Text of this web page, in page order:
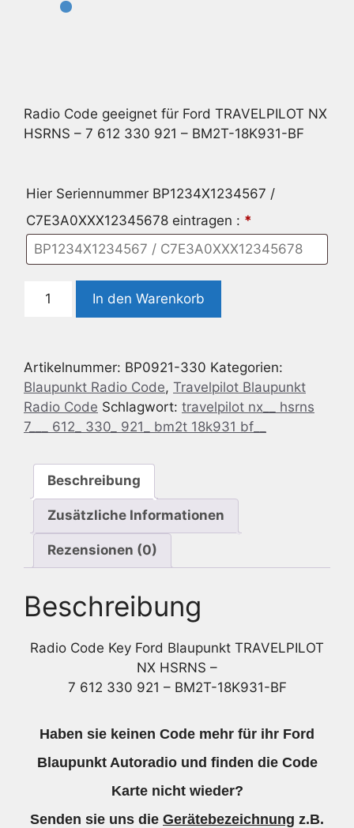
Radio Code geeignet für Ford TRAVELPILOT NX
HSRNS – 7 612 330 921 – BM2T-18K931-BF
Hier Seriennummer BP1234X1234567 /
C7E3A0XXX12345678 eintragen : *
Code
Ford
TRAVELPILOT
NX
HSRNS
330
BM2T-
BF
In den Warenkorb
Artikelnummer: BP0921-330 Kategorien:
Blaupunkt Radio Code, Travelpilot Blaupunkt
Radio Code Schlagwort: travelpilot nx__ hsrns
7___ 612_ 330_ 921_ bm2t 18k931 bf__
Beschreibung
Zusätzliche Informationen
Rezensionen (0)
Beschreibung
Radio Code Key Ford Blaupunkt TRAVELPILOT
NX HSRNS –
7 612 330 921 – BM2T-18K931-BF
Haben sie keinen Code mehr für ihr Ford
Blaupunkt Autoradio und finden die Code
Karte nicht wieder?
Senden sie uns die Gerätebezeichnung z.B.